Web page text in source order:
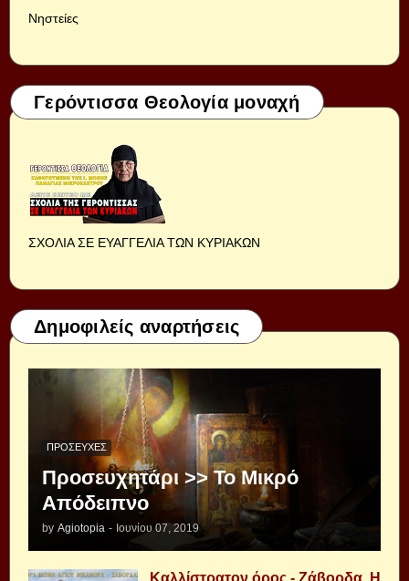
Νηστείες
Γερόντισσα Θεολογία μοναχή
ΣΧΟΛΙΑ ΣΕ ΕΥΑΓΓΕΛΙΑ ΤΩΝ ΚΥΡΙΑΚΩΝ
Δημοφιλείς αναρτήσεις
ΠΡΟΣΕΥΧΈΣ
Προσευχητάρι >> Το Μικρό
Απόδειπνο
by Agiotopia - Ιουνίου 07, 2019
Καλλίστρατον όρος - Ζάβορδα, Η